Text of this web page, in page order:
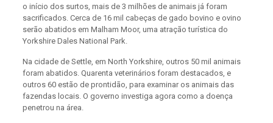
o início dos surtos, mais de 3 milhões de animais já foram
sacrificados. Cerca de 16 mil cabeças de gado bovino e ovino
serão abatidos em Malham Moor, uma atração turística do
Yorkshire Dales National Park.
Na cidade de Settle, em North Yorkshire, outros 50 mil animais
foram abatidos. Quarenta veterinários foram destacados, e
outros 60 estão de prontidão, para examinar os animais das
fazendas locais. O governo investiga agora como a doença
penetrou na área.